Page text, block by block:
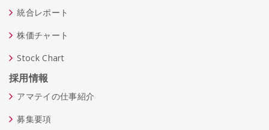
統合レポート
株価チャート
Stock Chart
採用情報
アマテイの仕事紹介
募集要項